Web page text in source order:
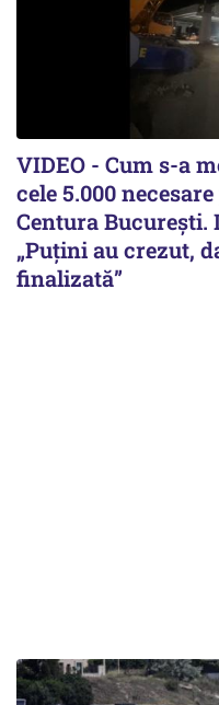
VIDEO - Cum s-a
cele 5.000
Centura București.
„Puțini au crezut,
finalizată”